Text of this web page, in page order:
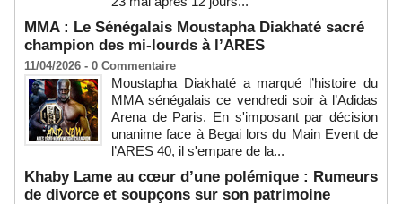
MMA : Le Sénégalais Moustapha Diakhaté sacré
champion des mi-lourds à l’ARES
11/04/2026 - 0 Commentaire
Moustapha Diakhaté a marqué l’histoire du
MMA sénégalais ce vendredi soir à l’Adidas
Arena de Paris. En s'imposant par décision
unanime face à Begai lors du Main Event de
l’ARES 40, il s'empare de la...
Khaby Lame au cœur d’une polémique : Rumeurs
de divorce et soupçons sur son patrimoine